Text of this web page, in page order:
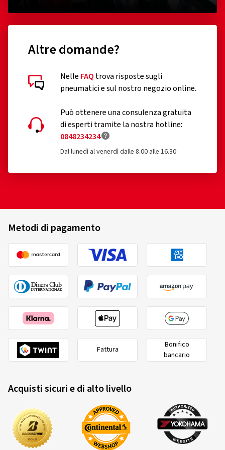
sull'aderenza sulla neve e sul ghiaccio per gli pneumatici che
soddisfano questi criteri.
veicoli immatricolati per la prima volta prima del 1°
ottobre 1990
pneumatici ricostruiti (fino a che il Regolamento UE
2020/740 non sarà conseguentemente esteso)
pneumatici fuoristrada professionali
pneumatici di scorta ad uso temporaneo di tipo T;
pneumatici appartenenti a una categoria di velocità
inferiore a 80 km/h
pneumatici il cui diametro nominale non superi 254 mm
o sia pari o superiore a 635 mm
Lassa
205/65 R16C 107T/105T
Altre domande?
Nelle FAQ trova risposte sugli
pneumatici e sul nostro negozio online.
Può ottenere una consulenza gratuita
di esperti tramite la nostra hotline:
0848234234
Dal lunedì al venerdì dalle 8.00 alle 16.30
Metodi di pagamento
Fattura
Bonifico
bancario
Acquisti sicuri e di alto livello